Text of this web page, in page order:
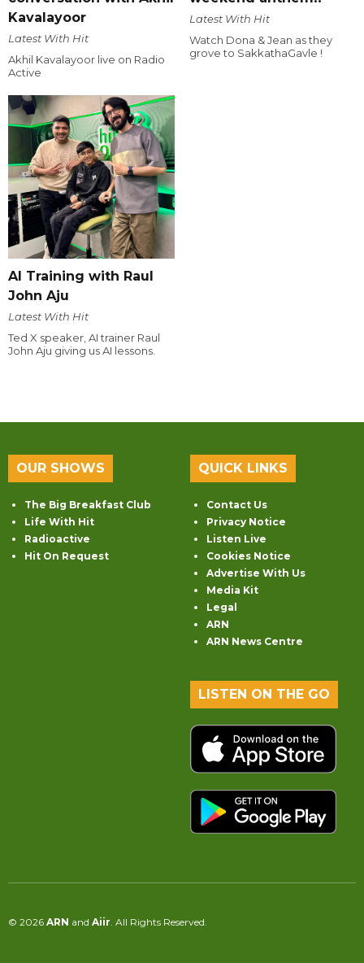
Kavalayoor
Latest With Hit
Akhil Kavalayoor live on Radio
Active
Latest With Hit
Watch Dona & Jean as they
grove to SakkathaGavle !
AI Training with Raul
John Aju
Latest With Hit
Ted X speaker, AI trainer Raul
John Aju giving us AI lessons.
OUR SHOWS
The Big Breakfast Club
Life With Hit
Radioactive
Hit On Request
QUICK LINKS
Contact Us
Privacy Notice
Listen Live
Cookies Notice
Advertise With Us
Media Kit
Legal
ARN
ARN News Centre
LISTEN ON THE GO
© 2026 ARN and Aiir . All Rights Reserved.